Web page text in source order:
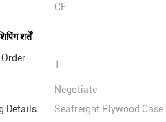
CE
शर्तें
1
Negotiate
Details:
Seafreight Plywood Case